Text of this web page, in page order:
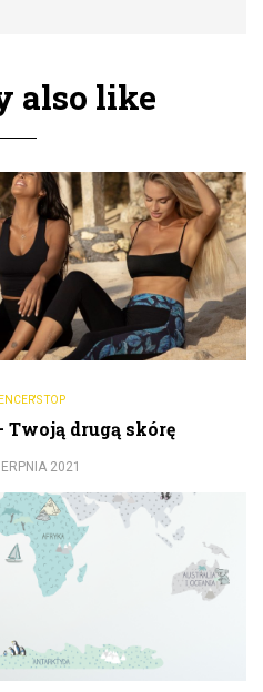
also like
TOP
Twoją drugą skórę
2021